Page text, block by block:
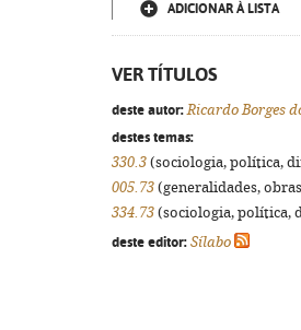
ADICIONAR À LISTA
VER TÍTULOS
deste autor: Ricardo Borges
destes temas:
330.3 (sociologia, política,
005.73 (generalidades,
334.73 (sociologia, política,
deste editor: Sílabo